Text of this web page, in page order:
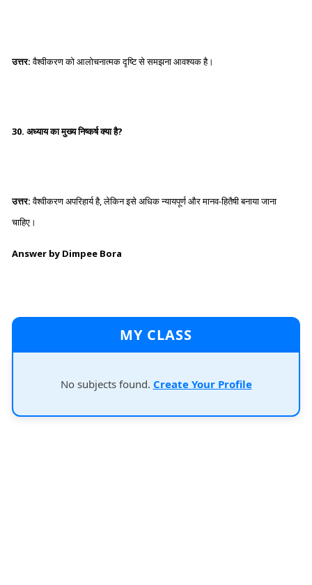
उत्तर:वैश्वीकरण को आलोचनात्मक दृष्टि से समझना आवश्यक है।
30. अध्याय का मुख्य निष्कर्ष क्या है?
उत्तर:वैश्वीकरण अपरिहार्य है, लेकिन इसे अधिक न्यायपूर्ण और मानव-हितैषी बनाया जाना
चाहिए।
Answer by Dimpee Bora
MY CLASS
No subjects found. Create Your Profile